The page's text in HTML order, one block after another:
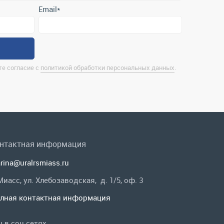
информация
ул. Хлебозаводская, д. 1/5, оф. 3
контактная информация